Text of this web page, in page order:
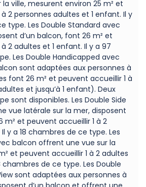
ville, mesurent environ 25 m² et
2 personnes adultes et 1 enfant. Il y
type. Les Double Standard avec
d’un balcon, font 26 m² et
2 adultes et 1 enfant. Il y a 97
Les Double Handicapped avec
sont adaptées aux personnes à
font 26 m² et peuvent accueillir 1 à
et jusqu’à 1 enfant). Deux
sont disponibles. Les Double Side
vue latérale sur la mer, disposent
m² et peuvent accueillir 1 à 2
y a 18 chambres de ce type. Les
balcon offrent une vue sur la
et peuvent accueillir 1 à 2 adultes
chambres de ce type. Les Double
sont adaptées aux personnes à